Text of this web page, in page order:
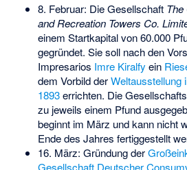
8. Februar: Die Gesellschaft The
and Recreation Towers Co.
einem Startkapital von 60.000
gegründet. Sie soll nach den
Impresarios Imre Kiralfy ein
dem Vorbild derWeltausstellung
1893errichten. Die
zu jeweils einem Pfund
beginnt im März und kann nicht
Ende des Jahres fertiggestellt
16. März: Gründung der
Gesellschaft Deutscher